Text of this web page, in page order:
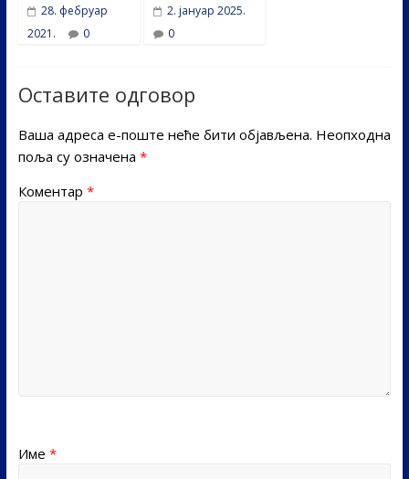
28. фебруар
2021.
0
2. јануар 2025.
0
Оставите одговор
Ваша адреса е-поште неће бити објављена. Неопходна
поља су означена *
Коментар *
Име *